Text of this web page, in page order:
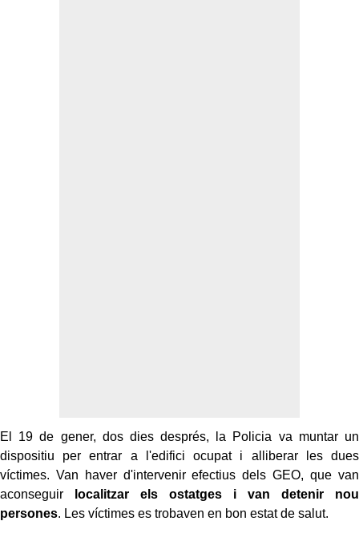
El 19 de gener, dos dies després, la Policia va muntar un
dispositiu per entrar a l'edifici ocupat i alliberar les dues
víctimes. Van haver d'intervenir efectius dels GEO, que van
aconseguir
localitzar els ostatges i van detenir nou
persones. Les víctimes es trobaven en bon estat de salut.